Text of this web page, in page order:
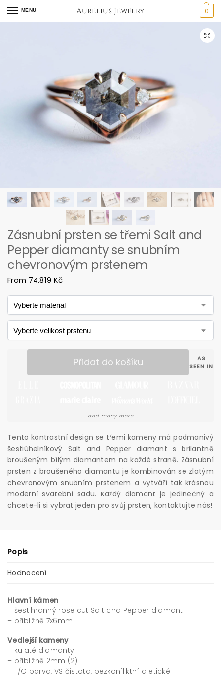
MENU Aurelius Jewelry 0
Zásnubní prsten se třemi Salt and
Pepper diamanty se snubním
chevronovým prstenem
From 74.819 Kč
Tento kontrastní design se třemi kameny má podmanivý
šestiúhelníkový Salt and Pepper diamant s brilantně
broušeným bílým diamantem na každé straně. Zásnubní
prsten z broušeného diamantu je kombinován se zlatým
chevronovým snubním prstenem a vytváří tak krásnou
moderní svatební sadu. Každý diamant je jedinečný a
chcete-li si vybrat jeden pro svůj prsten, kontaktujte nás!
Přidat do košíku
AS
SEEN IN
... and many more ...
Popis
Hodnocení
Hlavní kámen
– šestihranný rose cut Salt and Pepper diamant
– přibližně 7x6mm
Vedlejší kameny
– kulaté diamanty
– přibližně 2mm (2)
– F/G barva, VS čistota, bezkonfliktní a etické